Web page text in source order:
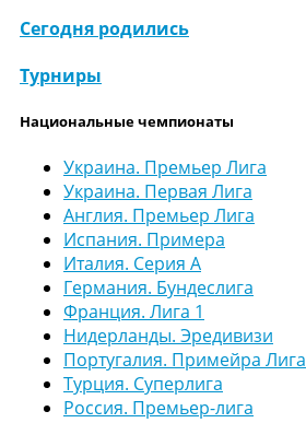
Сегодня родились
Турниры
Национальные чемпионаты
Украина. Премьер Лига
Украина. Первая Лига
Англия. Премьер Лига
Испания. Примера
Италия. Серия А
Германия. Бундеслига
Франция. Лига 1
Нидерланды. Эредивизи
Португалия. Примейра Лига
Турция. Суперлига
Россия. Премьер-лига